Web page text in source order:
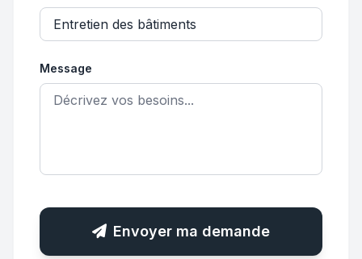
Message
Envoyer ma demande